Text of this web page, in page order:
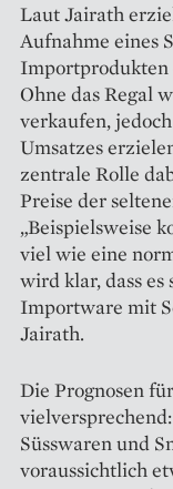
Laut Jairath
Aufnahme eines
Importprodukten
Ohne das Regal
verkaufen,
Umsatzes
zentrale Rolle
Preise der
„Beispielsweise
viel wie eine
wird klar, dass
Importware mit
Jairath.
Die Prognosen
Süsswaren und
voraussichtlich